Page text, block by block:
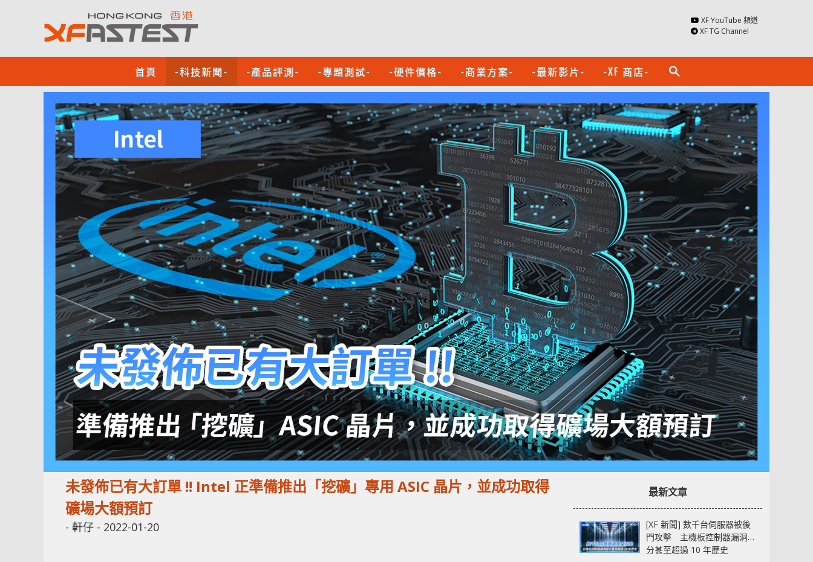
XF YouTube 頻道
XF TG Channel
首頁 -科技新聞- -產品評測- -專題測試- -硬件價格- -商業方案- -最新影片- -XF 商店- search
未發佈已有大訂單 !! Intel 正準備推出「挖礦」專用 ASIC 晶片，並成功取得
礦場大額預訂
- 軒仔 - 2022-01-20
最新文章
[XF 新聞] 數千台伺服器被後
門攻擊 主機板控制器漏洞部
分甚至超過 10 年歷史